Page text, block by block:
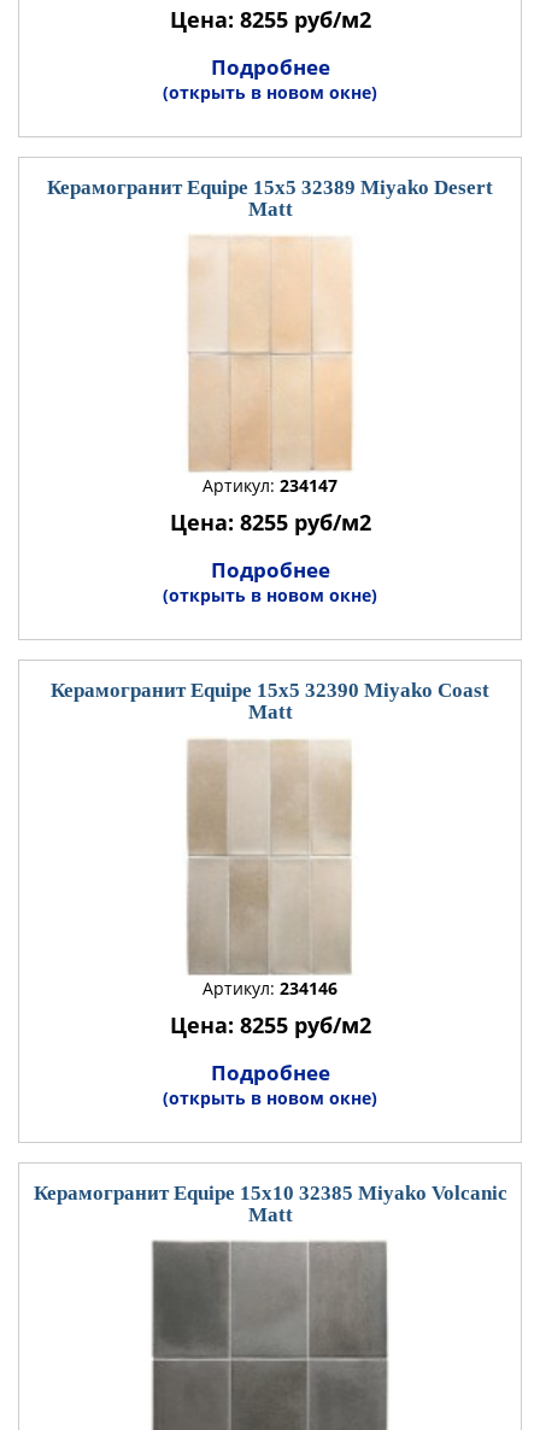
Цена: 8255 руб/м2
Подробнее
(открыть в новом окне)
Керамогранит Equipe 15x5 32389 Miyako Desert
Matt
Артикул: 234147
Цена: 8255 руб/м2
Подробнее
(открыть в новом окне)
Керамогранит Equipe 15x5 32390 Miyako Coast
Matt
Артикул: 234146
Цена: 8255 руб/м2
Подробнее
(открыть в новом окне)
Керамогранит Equipe 15x10 32385 Miyako Volcanic
Matt